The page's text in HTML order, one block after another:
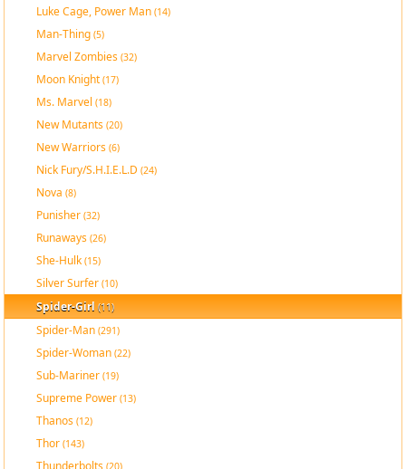
Luke Cage, Power Man(14)
Man-Thing(5)
Marvel Zombies(32)
Moon Knight(17)
Ms. Marvel(18)
New Mutants(20)
New Warriors(6)
Nick Fury/S.H.I.E.L.D(24)
Nova(8)
Punisher(32)
Runaways(26)
She-Hulk(15)
Silver Surfer(10)
Spider-Girl(11)
Spider-Man(291)
Spider-Woman(22)
Sub-Mariner(19)
Supreme Power(13)
Thanos(12)
Thor(143)
Thunderbolts(20)